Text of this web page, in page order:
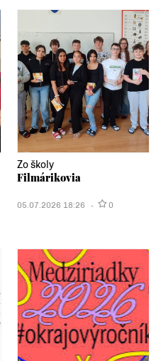
Zo školy
Filmárikovia
05.07.2026 18:26 0